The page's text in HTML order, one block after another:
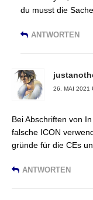
du musst die
ANTWORTEN
26. MAI 2021
Bei Abschriften von
falsche ICON
gründe für die CEs
ANTWORTEN